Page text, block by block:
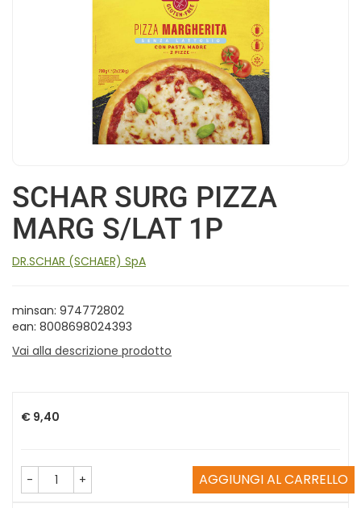
SCHAR SURG PIZZA
MARG S/LAT 1P
DR.SCHAR (SCHAER) SpA
minsan: 974772802
ean: 8008698024393
Vai alla descrizione prodotto
Prezzo
€ 9,40
- + AGGIUNGI AL CARRELLO